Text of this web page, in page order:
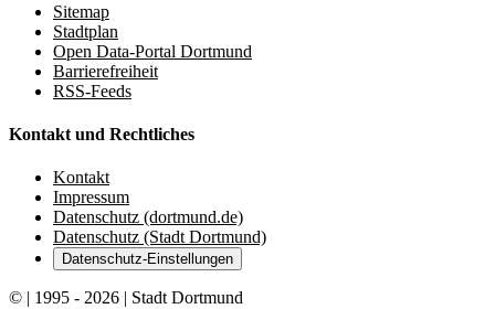
Sitemap
Stadtplan
Open Data-Portal Dortmund
Barrierefreiheit
RSS-Feeds
Kontakt und Rechtliches
Kontakt
Impressum
Datenschutz (dortmund.de)
Datenschutz (Stadt Dortmund)
Datenschutz-Einstellungen
© | 1995 - 2026 | Stadt Dortmund